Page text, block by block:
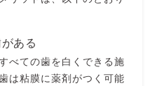
ある
べての歯を白くできる施
は粘膜に薬剤がつく可能